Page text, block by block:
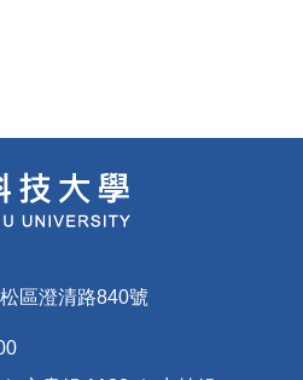
區澄清路840號